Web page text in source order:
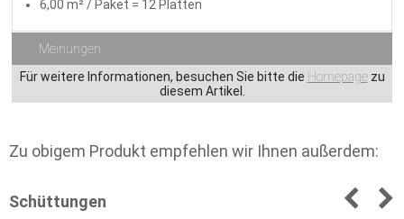
6,00 m² / Paket = 12 Platten
Meinungen
Für weitere Informationen, besuchen Sie bitte die Homepagezu
diesem Artikel.
Zu obigem Produkt empfehlen wir Ihnen außerdem:
Schüttungen